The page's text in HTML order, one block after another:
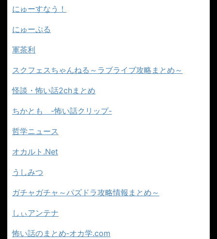
にゅーすなう！
にゅーぷる
軍茶利
スクフェスちゃんねる～ラブライブ攻略まとめ～
怪談・怖い話2chまとめ
ちかとも -怖い話クリップ-
哲学ニュース
オカルト.Net
うしみつ
ガチャガチャ～パズドラ攻略情報まとめ～
しぃアンテナ
怖い話のまとめ‐オカ学.com